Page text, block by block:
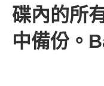
碟內的所
中備份。